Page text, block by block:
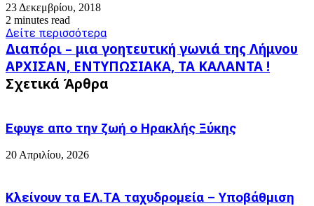
23 Δεκεμβρίου, 2018
2 minutes read
Δείτε περισσότερα
Διαπόρι
–
μια
γοητευτική
Λήμνου
Διαπόρι – μια γοητευτική γωνιά της Λήμνου
ΑΡΧΙΣΑΝ,
ΕΝΤΥΠΩΣΙΑΚΑ,
ΤΑ
ΑΡΧΙΣΑΝ, ΕΝΤΥΠΩΣΙΑΚΑ, ΤΑ ΚΑΛΑΝΤΑ !
Σχετικά Άρθρα
Εφυγε απο την ζωή o Ηρακλής Ξύκης
20 Απριλίου, 2026
Κλείνουν τα ΕΛ.ΤΑ ταχυδρομεία – Υποβάθμιση